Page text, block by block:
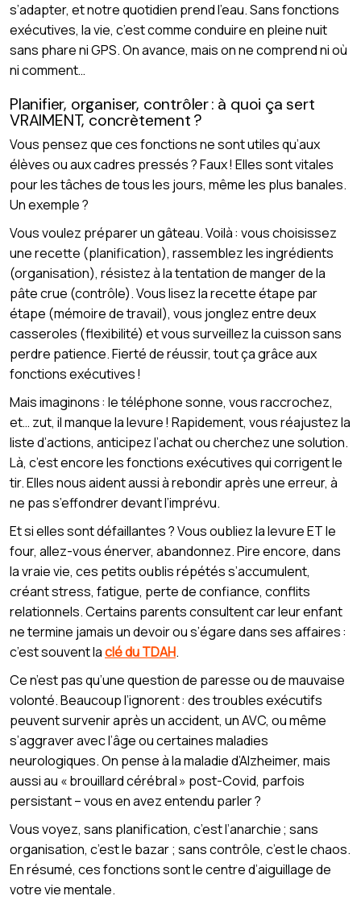
s’adapter, et notre quotidien prend l’eau. Sans fonctions
exécutives, la vie, c’est comme conduire en pleine nuit
sans phare ni GPS. On avance, mais on ne comprend ni où
ni comment…
Planifier, organiser, contrôler : à quoi ça sert
VRAIMENT, concrètement ?
Vous pensez que ces fonctions ne sont utiles qu’aux
élèves ou aux cadres pressés ? Faux ! Elles sont vitales
pour les tâches de tous les jours, même les plus banales.
Un exemple ?
Vous voulez préparer un gâteau. Voilà : vous choisissez
une recette (planification), rassemblez les ingrédients
(organisation), résistez à la tentation de manger de la
pâte crue (contrôle). Vous lisez la recette étape par
étape (mémoire de travail), vous jonglez entre deux
casseroles (flexibilité) et vous surveillez la cuisson sans
perdre patience. Fierté de réussir, tout ça grâce aux
fonctions exécutives !
Mais imaginons : le téléphone sonne, vous raccrochez,
et… zut, il manque la levure ! Rapidement, vous réajustez la
liste d’actions, anticipez l’achat ou cherchez une solution.
Là, c’est encore les fonctions exécutives qui corrigent le
tir. Elles nous aident aussi à rebondir après une erreur, à
ne pas s’effondrer devant l’imprévu.
Et si elles sont défaillantes ? Vous oubliez la levure ET le
four, allez-vous énerver, abandonnez. Pire encore, dans
la vraie vie, ces petits oublis répétés s’accumulent,
créant stress, fatigue, perte de confiance, conflits
relationnels. Certains parents consultent car leur enfant
ne termine jamais un devoir ou s’égare dans ses affaires :
c’est souvent laclé du TDAH.
Ce n’est pas qu’une question de paresse ou de mauvaise
volonté. Beaucoup l’ignorent : des troubles exécutifs
peuvent survenir après un accident, un AVC, ou même
s’aggraver avec l’âge ou certaines maladies
neurologiques. On pense à la maladie d’Alzheimer, mais
aussi au « brouillard cérébral » post-Covid, parfois
persistant – vous en avez entendu parler ?
Vous voyez, sans planification, c’est l’anarchie ; sans
organisation, c’est le bazar ; sans contrôle, c’est le chaos.
En résumé, ces fonctions sont le centre d’aiguillage de
votre vie mentale.